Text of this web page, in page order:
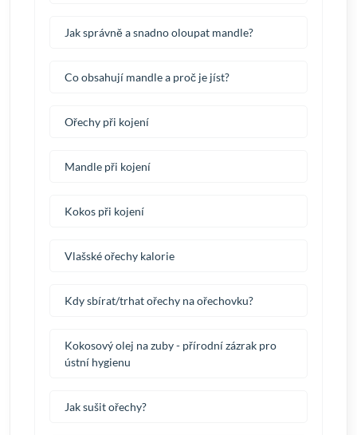
Jak správně a snadno oloupat mandle?
Co obsahují mandle a proč je jíst?
Ořechy při kojení
Mandle při kojení
Kokos při kojení
Vlašské ořechy kalorie
Kdy sbírat/trhat ořechy na ořechovku?
Kokosový olej na zuby - přírodní zázrak pro
ústní hygienu
Jak sušit ořechy?